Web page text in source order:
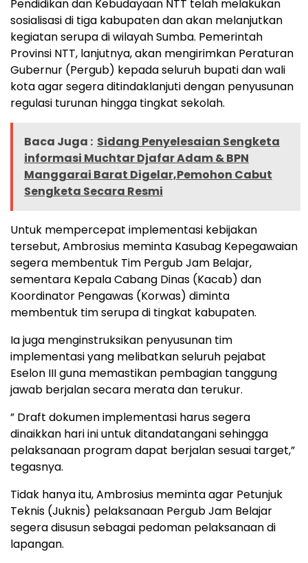
Pendidikan dan Kebudayaan NTT telah melakukan
sosialisasi di tiga kabupaten dan akan melanjutkan
kegiatan serupa di wilayah Sumba. Pemerintah
Provinsi NTT, lanjutnya, akan mengirimkan Peraturan
Gubernur (Pergub) kepada seluruh bupati dan wali
kota agar segera ditindaklanjuti dengan penyusunan
regulasi turunan hingga tingkat sekolah.
Baca Juga : Sidang Penyelesaian Sengketa
informasi Muchtar Djafar Adam & BPN
Manggarai Barat Digelar,Pemohon Cabut
Sengketa Secara Resmi
Untuk mempercepat implementasi kebijakan
tersebut, Ambrosius meminta Kasubag Kepegawaian
segera membentuk Tim Pergub Jam Belajar,
sementara Kepala Cabang Dinas (Kacab) dan
Koordinator Pengawas (Korwas) diminta
membentuk tim serupa di tingkat kabupaten.
Ia juga menginstruksikan penyusunan tim
implementasi yang melibatkan seluruh pejabat
Eselon III guna memastikan pembagian tanggung
jawab berjalan secara merata dan terukur.
” Draft dokumen implementasi harus segera
dinaikkan hari ini untuk ditandatangani sehingga
pelaksanaan program dapat berjalan sesuai target,”
tegasnya.
Tidak hanya itu, Ambrosius meminta agar Petunjuk
Teknis (Juknis) pelaksanaan Pergub Jam Belajar
segera disusun sebagai pedoman pelaksanaan di
lapangan.